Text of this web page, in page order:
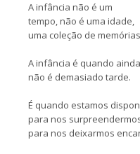
A infância não é um
tempo, não é uma idade,
uma coleção de
A infância é quando ainda
não é demasiado tarde.
É quando estamos
para nos
para nos deixarmos